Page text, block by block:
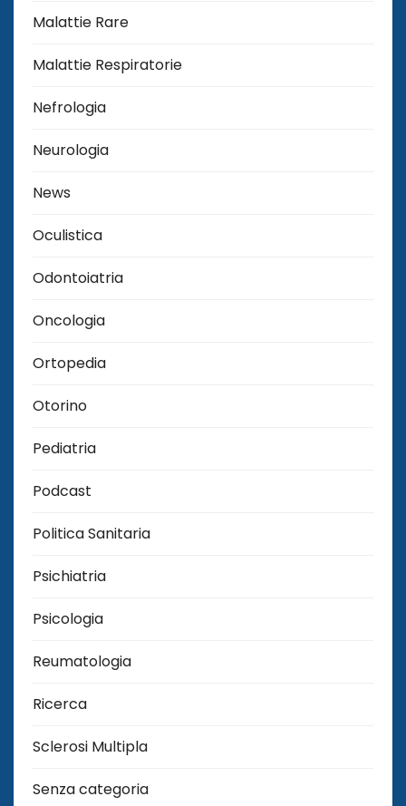
Malattie Rare
Malattie Respiratorie
Nefrologia
Neurologia
News
Oculistica
Odontoiatria
Oncologia
Ortopedia
Otorino
Pediatria
Podcast
Politica Sanitaria
Psichiatria
Psicologia
Reumatologia
Ricerca
Sclerosi Multipla
Senza categoria